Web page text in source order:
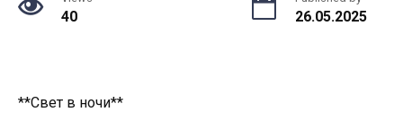
40 26.05.2025
**Свет в ночи**